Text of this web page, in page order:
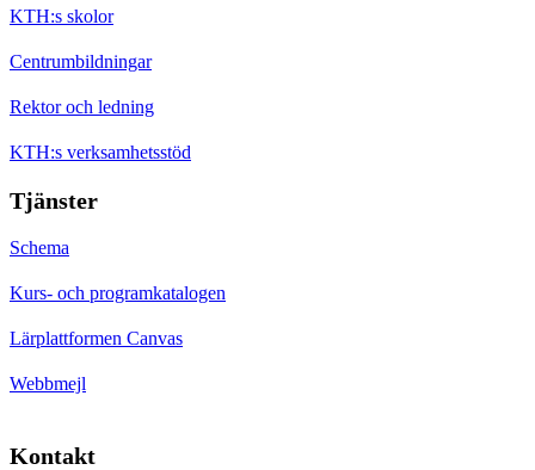
KTH:s skolor
Centrumbildningar
Rektor och ledning
KTH:s verksamhetsstöd
Tjänster
Schema
Kurs- och programkatalogen
Lärplattformen Canvas
Webbmejl
Kontakt